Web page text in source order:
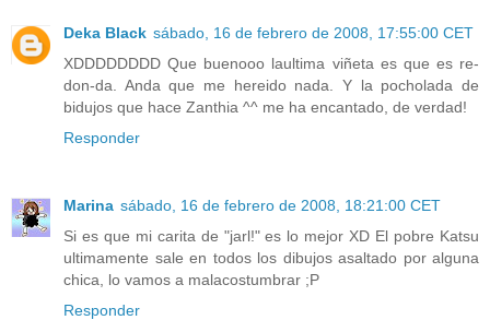
Deka Black sábado, 16 de febrero de 2008, 17:55:00 CET
XDDDDDDDD Que buenooo laultima viñeta es que es re-
don-da. Anda que me hereido nada. Y la pocholada de
bidujos que hace Zanthia ^^ me ha encantado, de verdad!
Responder
Marina sábado, 16 de febrero de 2008, 18:21:00 CET
Si es que mi carita de "jarl!" es lo mejor XD El pobre Katsu
ultimamente sale en todos los dibujos asaltado por alguna
chica, lo vamos a malacostumbrar ;P
Responder